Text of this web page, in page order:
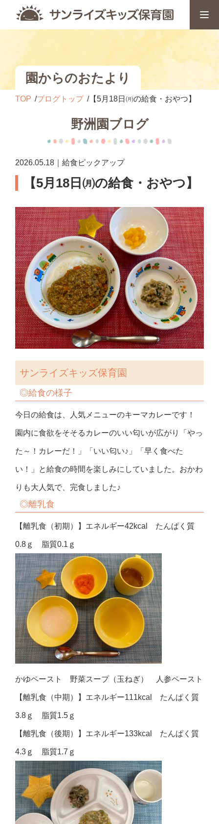
園からのおたより
TOP ブログトップ 【5月18日㈪の給食・おやつ】
野洲園ブログ
2026.05.18｜給食ピックアップ
【5月18日㈪の給食・おやつ】
サンライズキッズ保育園
◎給食の様子
今日の給食は、人気メニューのキーマカレーです！
園内に食欲をそそるカレーのいい匂いが広がり「やっ
た～！カレーだ！」「いい匂い♪」「早く食べた
い！」と給食の時間を楽しみにしていました。おかわ
りも大人気で、完食しました♪
◎離乳食
【離乳食（初期）】エネルギー42kcal たんぱく質
0.8ｇ 脂質0.1ｇ
かゆペースト 野菜スープ（玉ねぎ） 人参ペースト
【離乳食（中期）】エネルギー111kcal たんぱく質
3.8ｇ 脂質1.5ｇ
【離乳食（後期）】エネルギー133kcal たんぱく質
4.3ｇ 脂質1.7ｇ